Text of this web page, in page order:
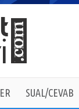
SUAL/CEVAB